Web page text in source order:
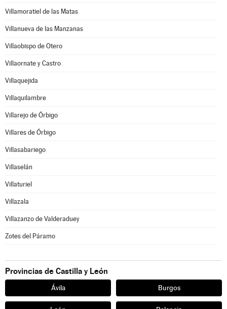
Villamoratiel de las Matas
Villanueva de las Manzanas
Villaobispo de Otero
Villaornate y Castro
Villaquejida
Villaquilambre
Villarejo de Órbigo
Villares de Órbigo
Villasabariego
Villaselán
Villaturiel
Villazala
Villazanzo de Valderaduey
Zotes del Páramo
Provincias de Castilla y León
Ávila Burgos